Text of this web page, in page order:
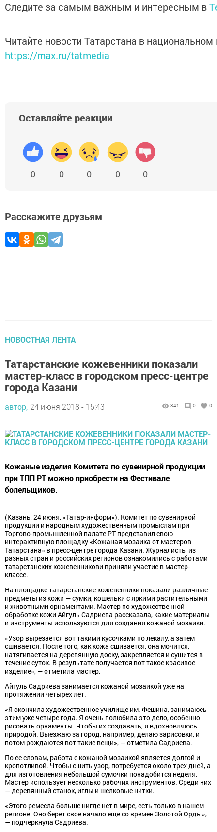
Следите за самым важным и интересным в
Читайте новости Татарстана в
https://max.ru/tatmedia
Оставляйте реакции
0 0 0 0 0
Расскажите друзьям
НОВОСТНАЯ ЛЕНТА
Татарстанские кожевенники показали
мастер-класс в городском пресс-центре
города Казани
автор, 24 июня 2018 - 15:43 341 0 0
Кожаные изделия Комитета по сувенирной продукции
при ТПП РТ можно приобрести на Фестивале
болельщиков.
(Казань, 24 июня, «Татар-информ»). Комитет по сувенирной
продукции и народным художественным промыслам при
Торгово-промышленной палате РТ представил свою
интерактивную площадку «Кожаная мозаика от мастеров
Татарстана» в пресс-центре города Казани. Журналисты из
разных стран и российских регионов ознакомились с работами
татарстанских кожевенникови приняли участие в мастер-
классе.
На площадке татарстанские кожевенники показали различные
предметы из кожи — сумки, кошельки с яркими растительными
и животными орнаментами. Мастер по художественной
обработке кожи Айгуль Садриева рассказала, какие материалы
и инструменты используются для создания кожаной мозаики.
«Узор вырезается вот такими кусочками по лекалу, а затем
сшивается. После того, как кожа сшивается, она мочится,
натягивается на деревянную доску, закрепляется и сушится в
течение суток. В результате получается вот такое красивое
изделие», — отметила мастер.
Айгуль Садриева занимается кожаной мозаикой уже на
протяжении четырех лет.
«Я окончила художественное училище им. Фешина, занимаюсь
этим уже четыре года. Я очень полюбила это дело, особенно
рисовать орнаменты. Чтобы их создавать, я вдохновляюсь
природой. Выезжаю за город, например, делаю зарисовки, и
потом рождаются вот такие вещи», — отметила Садриева.
По ее словам, работа с кожаной мозаикой является долгой и
кропотливой. Чтобы сшить узор, потребуется около трех дней, а
для изготовления небольшой сумочки понадобится неделя.
Мастер использует несколько рабочих инструментов. Среди них
— деревянный станок, иглы и шелковые нитки.
«Этого ремесла больше нигде нет в мире, есть только в нашем
регионе. Оно берет свое начало еще со времен Золотой Орды»,
— подчеркнула Садриева.